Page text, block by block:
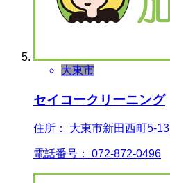
大東市
セイコークリーニング
住所： 大東市新田西町5-13
電話番号： 072-872-0496